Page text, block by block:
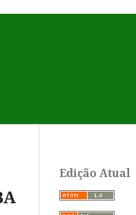
Edição Atual